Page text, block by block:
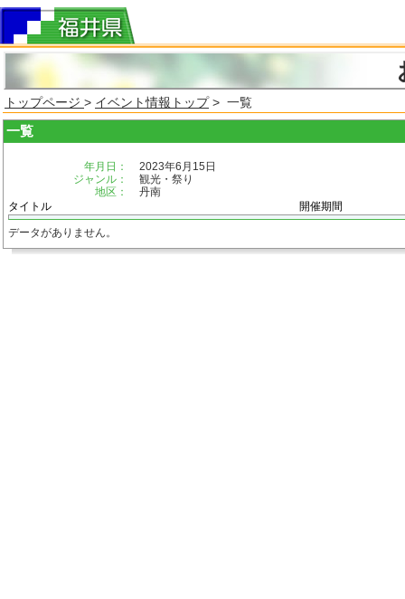
トップページ > イベント情報トップ> 一覧
一覧
年月日：
2023年6月15日
ジャンル：
観光・祭り
地区：
丹南
タイトル
開催期間
データがありません。